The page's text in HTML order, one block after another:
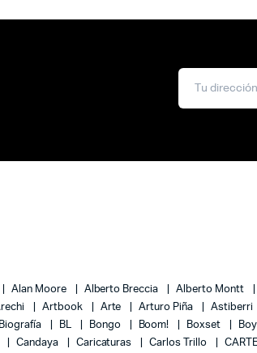
Alan Moore Alberto Breccia Alberto Montt
Artbook Arte Arturo Piña Astiberri
Biografía BL Bongo Boom! Boxset
Candaya Caricaturas Carlos Trillo